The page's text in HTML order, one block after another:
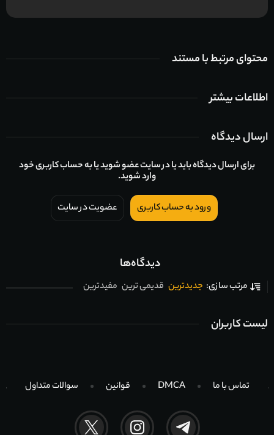
محتوای مرتبط با مستند
اطلاعات بیشتر
ارسال دیدگاه
برای ارسال دیدگاه باید یا در سایت عضو شوید یا به حساب کاربری خود
وارد شوید.
ورود به حساب کاربری عضویت در سایت
دیدگاه‌ها
مرتب سازی: جدیدترین قدیمی ترین مفیدترین
لیست کاربران
تماس با ما DMCA قوانین سوالات متداول